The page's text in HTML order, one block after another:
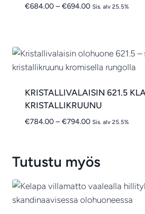
€684.00 – €694.00Hintaluokka:
Sis. alv 25.5%
KRISTALLIVALAISIN 621.5
KRISTALLIKRUUNU
€784.00 – €794.00Hintaluokka:
€794.00
Sis. alv 25.5%
Tutustu myös